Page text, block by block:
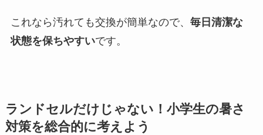
これなら汚れても交換が簡単なので、 毎日清潔な
状態を保ちやすいです。
ランドセルだけじゃない！小学生の暑さ
対策を総合的に考えよう